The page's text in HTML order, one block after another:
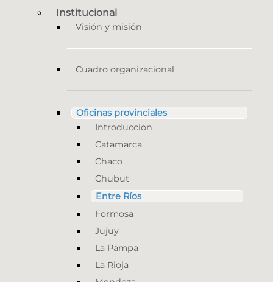
Institucional
Visión y misión
Cuadro organizacional
Oficinas provinciales
Introduccion
Catamarca
Chaco
Chubut
Entre Ríos
Formosa
Jujuy
La Pampa
La Rioja